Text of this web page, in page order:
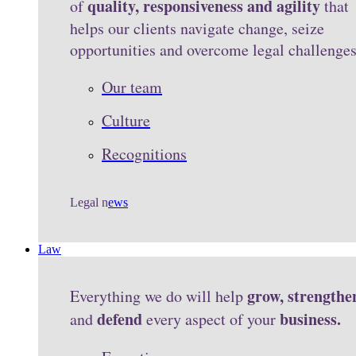
ofquality, responsiveness and agilitythat
helps our clients navigate change, seize
opportunities and overcome legal
Our team
Culture
Recognitions
Legal news
Law
Everything we do will helpgrow,
anddefendevery aspect of yourbusiness.